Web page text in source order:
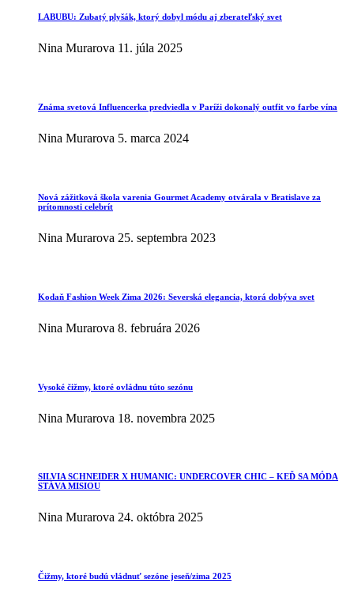
LABUBU: Zubatý plyšák, ktorý dobyl módu aj zberateľský svet
Nina Murarova 11. júla 2025
Známa svetová Influencerka predviedla v Paríži dokonalý outfit vo farbe vína
Nina Murarova 5. marca 2024
Nová zážitková škola varenia Gourmet Academy otvárala v Bratislave za
prítomnosti celebrít
Nina Murarova 25. septembra 2023
Kodaň Fashion Week Zima 2026: Severská elegancia, ktorá dobýva svet
Nina Murarova 8. februára 2026
Vysoké čižmy, ktoré ovládnu túto sezónu
Nina Murarova 18. novembra 2025
SILVIA SCHNEIDER X HUMANIC: UNDERCOVER CHIC – KEĎ SA MÓDA
STÁVA MISIOU
Nina Murarova 24. októbra 2025
Čižmy, ktoré budú vládnuť sezóne jeseň/zima 2025